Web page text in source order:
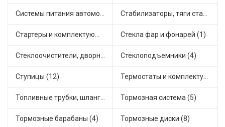
Системы питания автомобиля (12) Стабилизаторы, тяги стабилизатора, стойки стабилиз (4)
Стартеры и комплектующие (20) Стекла фар и фонарей (1)
Стеклоочистители, дворники (1) Стеклоподъемники (4)
Ступицы (12) Термостаты и комплектующие системы охлаждения (36)
Топливные трубки, шланги, магистрали и рампы (2) Тормозная система (5)
Тормозные барабаны (4) Тормозные диски (8)